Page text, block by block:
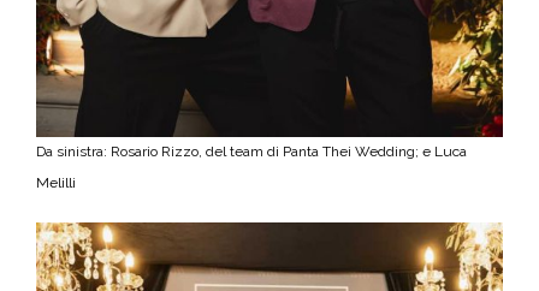
Da sinistra: Rosario Rizzo, del team di Panta Thei Wedding; e Luca
Melilli